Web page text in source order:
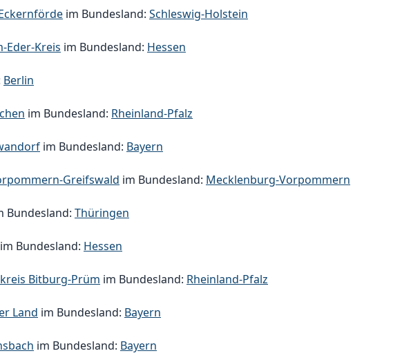
im Bundesland: Schleswig-Holstein
Eder-Kreis im Bundesland: Hessen
Berlin
im Bundesland: Rheinland-Pfalz
im Bundesland: Bayern
Greifswald im Bundesland: Mecklenburg-Vorpommern
Bundesland: Thüringen
im Bundesland: Hessen
Bitburg-Prüm im Bundesland: Rheinland-Pfalz
Land im Bundesland: Bayern
im Bundesland: Bayern